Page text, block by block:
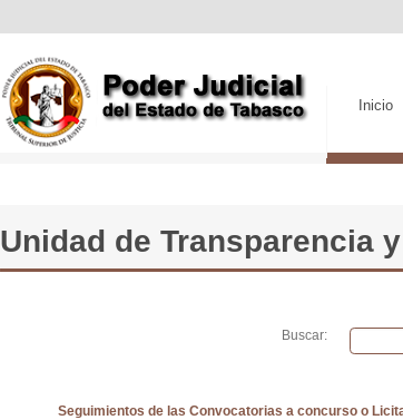
Inicio
Unidad de Transparencia
Buscar:
Seguimientos de las Convocatorias a concurso o